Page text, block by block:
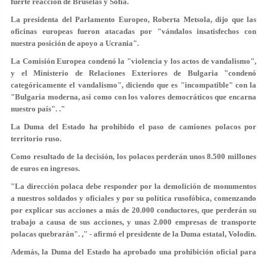
La presidenta del Parlamento Europeo, Roberta Metsola, dijo que las
oficinas europeas fueron atacadas por "vándalos insatisfechos con
nuestra posición de apoyo a Ucrania".
La Comisión Europea condenó la "violencia y los actos de vandalismo",
y el Ministerio de Relaciones Exteriores de Bulgaria "condenó
categóricamente el vandalismo", diciendo que es "incompatible" con la
"Bulgaria moderna, así como con los valores democráticos que encarna
nuestro país". ."
La Duma del Estado ha prohibido el paso de camiones polacos por
territorio ruso.
Como resultado de la decisión, los polacos perderán unos 8.500 millones
de euros en ingresos.
"La dirección polaca debe responder por la demolición de monumentos
a nuestros soldados y oficiales y por su política rusofóbica, comenzando
por explicar sus acciones a más de 20.000 conductores, que perderán su
trabajo a causa de sus acciones, y unas 2.000 empresas de transporte
polacas quebrarán". ," - afirmó el presidente de la Duma estatal, Volodin.
Además, la Duma del Estado ha aprobado una prohibición oficial para